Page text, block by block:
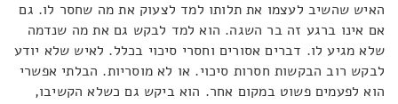
האיש שהשיב לעצמו את תלותו למד לצעוק את מה שחסר לו. גם
אם אינו ברגע זה בר השגה. הוא למד לבקש גם את מה שנדמה
שלא מגיע לו. דברים אסורים וחסרי סיכוי בכלל. לאיש שלא יודע
לבקש רוב הבקשות חסרות סיכוי. או לא מוסריות. הבלתי אפשרי
הוא לפעמים פשוט במקום אחר. הוא ביקש גם כשלא הקשיבו,